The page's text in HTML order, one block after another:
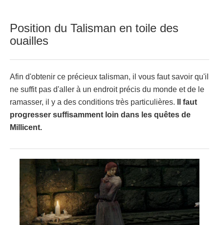
Position du Talisman en toile des
ouailles
Afin d'obtenir ce précieux talisman, il vous faut savoir qu'il
ne suffit pas d'aller à un endroit précis du monde et de le
ramasser, il y a des conditions très particulières.
Il faut
progresser suffisamment loin dans les quêtes de
Millicent.